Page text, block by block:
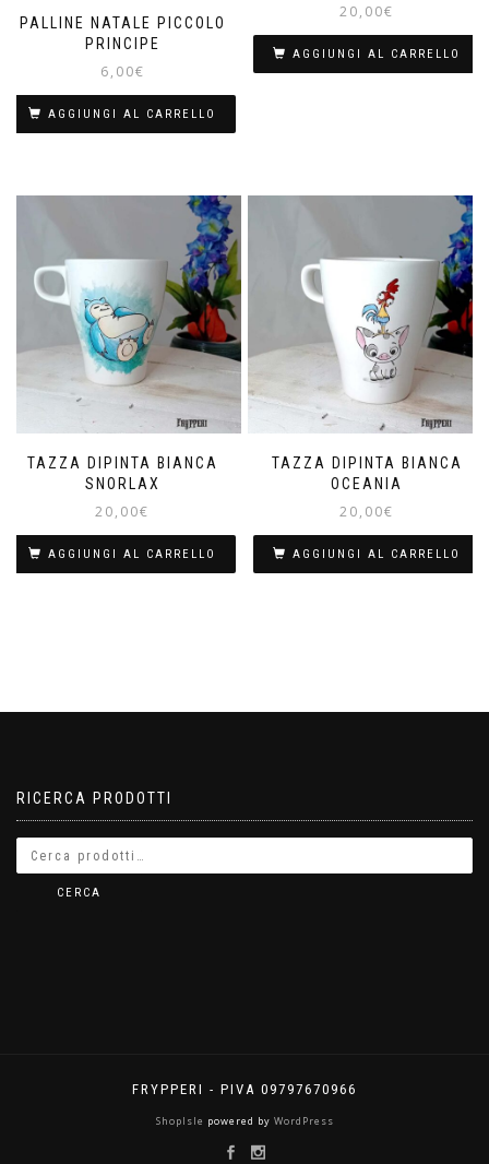
PALLINE NATALE PICCOLO
PRINCIPE
6,00€
AGGIUNGI AL CARRELLO
20,00€
AGGIUNGI AL CARRELLO
TAZZA DIPINTA BIANCA
SNORLAX
20,00€
AGGIUNGI AL CARRELLO
TAZZA DIPINTA BIANCA
OCEANIA
20,00€
AGGIUNGI AL CARRELLO
RICERCA PRODOTTI
CERCA
FRYPPERI - PIVA 09797670966
ShopIsle powered by WordPress